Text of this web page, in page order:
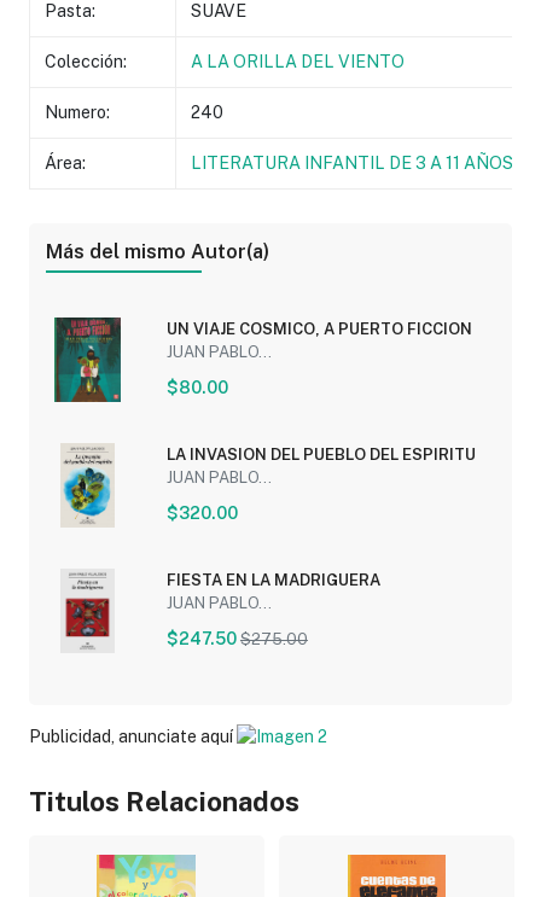
Pasta: SUAVE
Colección: A LA ORILLA DEL VIENTO
Numero: 240
Área: LITERATURA INFANTIL DE 3 A 11 AÑOS
Más del mismo Autor(a)
UN VIAJE COSMICO, A PUERTO FICCION
JUAN PABLO...
$80.00
LA INVASION DEL PUEBLO DEL ESPIRITU
JUAN PABLO...
$320.00
FIESTA EN LA MADRIGUERA
JUAN PABLO...
$247.50 $275.00
Publicidad, anunciate aquí
Titulos Relacionados